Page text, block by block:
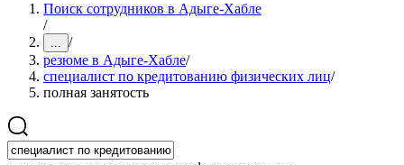
Поиск сотрудников в Адыге-Хабле
/
... /
резюме в Адыге-Хабле/
специалист по кредитованию физических лиц/
полная занятость